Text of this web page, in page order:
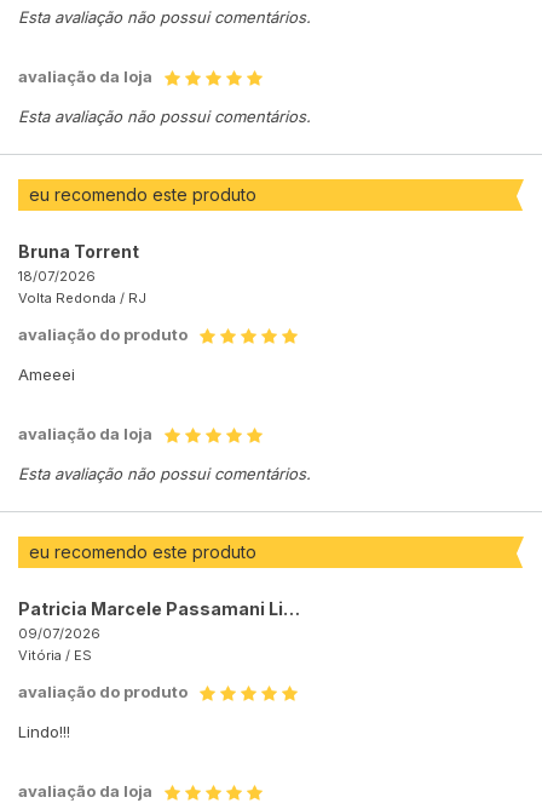
Esta avaliação não possui comentários.
avaliação da loja
Esta avaliação não possui comentários.
eu recomendo este produto
Bruna Torrent
18/07/2026
Volta Redonda / RJ
avaliação do produto
Ameeei
avaliação da loja
Esta avaliação não possui comentários.
eu recomendo este produto
Patricia Marcele Passamani Lima
09/07/2026
Vitória / ES
avaliação do produto
Lindo!!!
avaliação da loja